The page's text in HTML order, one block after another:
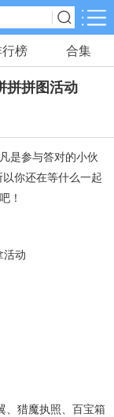
用分类
角色扮演
动作格斗
34款手游
榜 合集
拼拼图活动
是参与答对的小伙
你还在等什么一起
！
活动
、猎魔执照、百宝箱